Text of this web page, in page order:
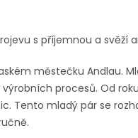
s příjemnou a svěží
městečku Andlau.
procesů. Od
Tento mladý pár se